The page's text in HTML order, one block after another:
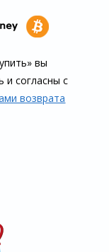
вы
и согласны с
воз­врата